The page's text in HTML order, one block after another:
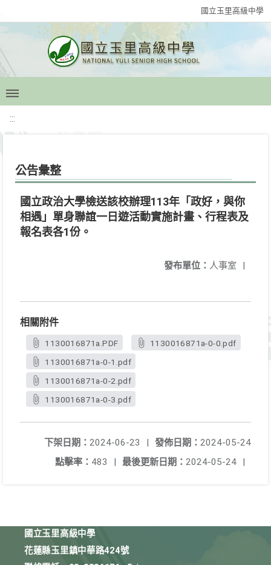
國立玉里高級中學
:::
公告彙整
國立政治大學檢送該校辦理113年「政好，與你
相遇」單身聯誼一日遊活動實施計畫、行程表及
報名表各1份。
發布單位： 人事室 |
相關附件
1130016871a.PDF
1130016871a-0-0.pdf
1130016871a-0-1.pdf
1130016871a-0-2.pdf
1130016871a-0-3.pdf
發佈日期： 2024-05-24
下架日期： 2024-06-23
|
最後更新日期： 2024-05-24 |
點擊率： 483 |
國立玉里高級中學
花蓮縣玉里鎮中華路424號